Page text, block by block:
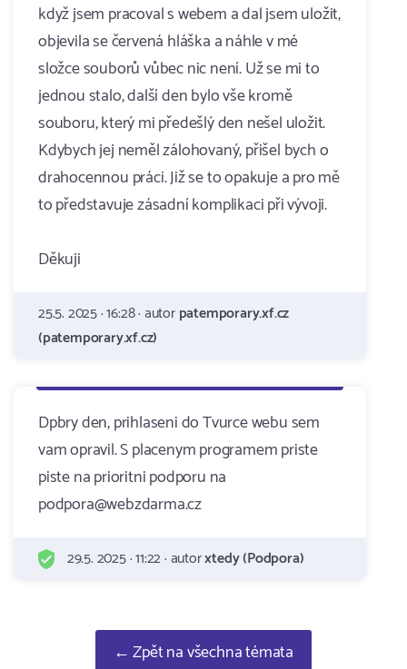
když jsem pracoval s webem a dal jsem uložit,
objevila se červená hláška a náhle v mé
složce souborů vůbec nic není. Už se mi to
jednou stalo, další den bylo vše kromě
souboru, který mi předešlý den nešel uložit.
Kdybych jej neměl zálohovaný, přišel bych o
drahocennou práci. Již se to opakuje a pro mě
to představuje zásadní komplikaci při vývoji.
Děkuji
25.5. 2025 · 16:28 · autorpatemporary.xf.cz
(patemporary.xf.cz)
Dpbry den, prihlaseni do Tvurce webu sem
vam opravil. S placenym programem priste
piste na prioritni podporu na
podpora@webzdarma.cz
29.5. 2025 · 11:22 · autorxtedy (Podpora)
← Zpět na všechna témata